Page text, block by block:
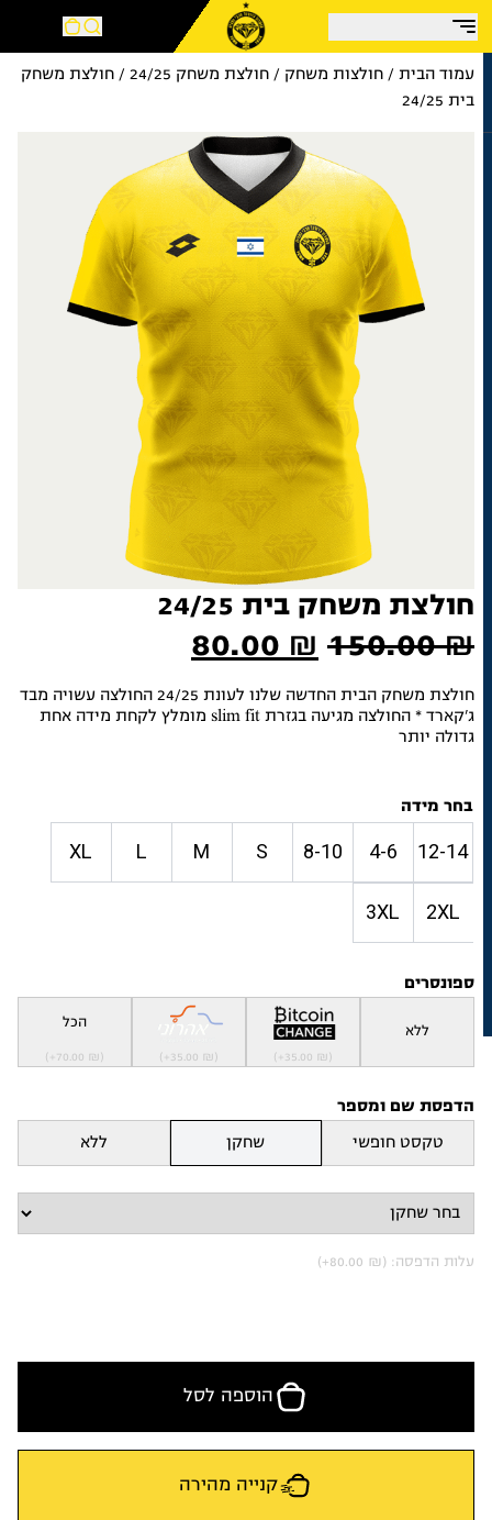
עמוד הבית/ חולצות משחק/ חולצת משחק 24/25
/ חולצת משחק
בית 24/25
חולצת משחק בית 24/25
150.00₪
המחיר
המקורי
היה:
80.00₪
המחיר
הנוכחי
הוא:
חולצת משחק הבית החדשה שלנו לעונת 24/25 החולצה עשויה מבד
ג'קארד * החולצה מגיעה בגזרת slim fit מומלץ לקחת מידה אחת
גדולה יותר
בחר מידה
12-14
4-6
8-10
S
M
L
XL
2XL
3XL
ספונסרים
ללא
(+35.00₪
(+35.00₪
הכל
(+70.00₪
הדפסת שם ומספר
טקסט חופשי
שחקן ללא
עלות הדפסה: (+80.00₪
הוספה לסל
קנייה מהירה